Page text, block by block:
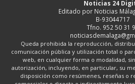
Noticias 24
Editado por Noticias
B-93044717
Tfno. 952 50 31
Queda prohibida la reproducción,
comunicación pública y utilización total o
web, en cualquier forma o modalidad,
autorización, incluyendo, en particular, su
disposición como resúmenes, reseñas o